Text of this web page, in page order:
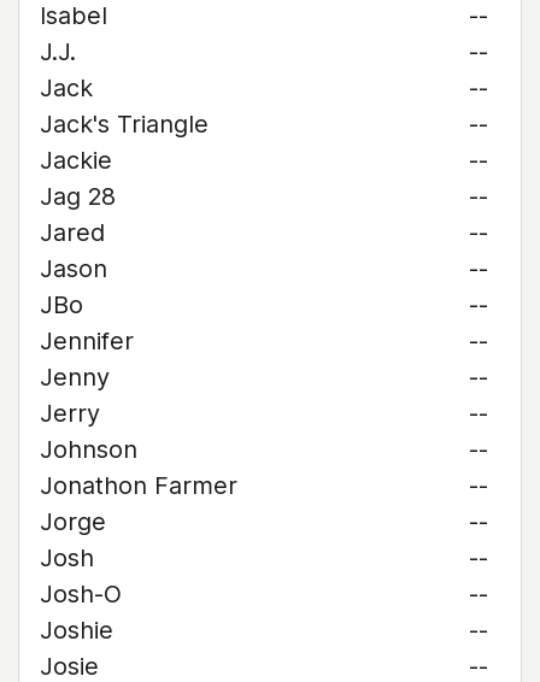
Isabel
--
J.J.
--
Jack
--
Jack's Triangle
--
Jackie
--
Jag 28
--
Jared
--
Jason
--
JBo
--
Jennifer
--
Jenny
--
Jerry
--
Johnson
--
Jonathon Farmer
--
Jorge
--
Josh
--
Josh-O
--
Joshie
--
Josie
--